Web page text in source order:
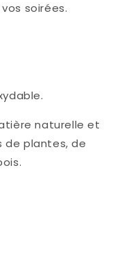
soirées.
naturelle et
de plantes, de